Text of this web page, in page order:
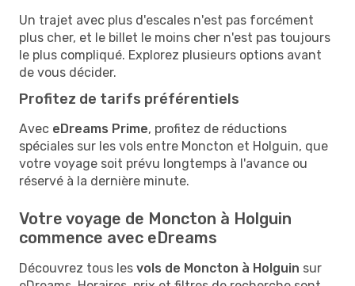
Un trajet avec plus d'escales n'est pas forcément
plus cher, et le billet le moins cher n'est pas toujours
le plus compliqué. Explorez plusieurs options avant
de vous décider.
Profitez de tarifs préférentiels
Avec eDreams Prime, profitez de réductions
spéciales sur les vols entre Moncton et Holguin, que
votre voyage soit prévu longtemps à l'avance ou
réservé à la dernière minute.
Votre voyage de Moncton à Holguin
commence avec eDreams
Découvrez tous les vols de Moncton à Holguin sur